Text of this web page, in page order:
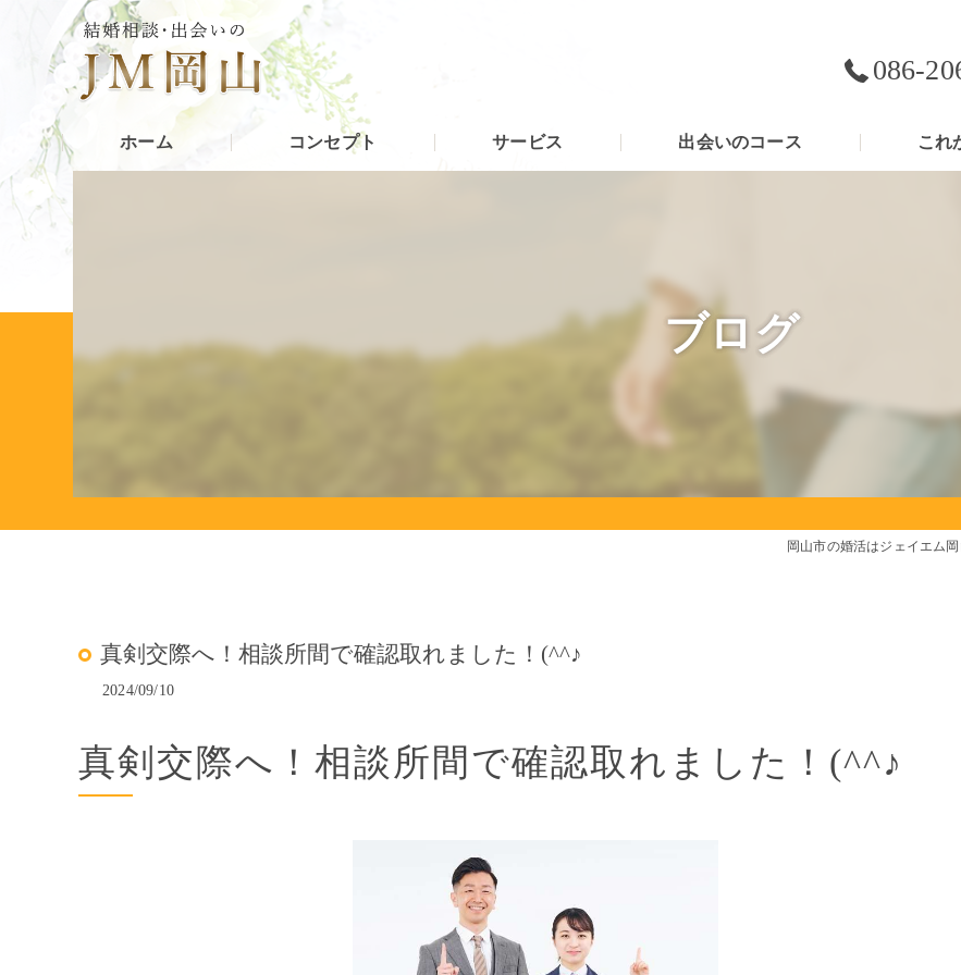
086-
ホーム コンセプト サービス 出会いのコース これ
ブログ
岡山市の婚活はジェイエム
真剣交際へ！相談所間で確認取れました！(^^♪
2024/09/10
真剣交際へ！相談所間で確認取れました！(^^♪